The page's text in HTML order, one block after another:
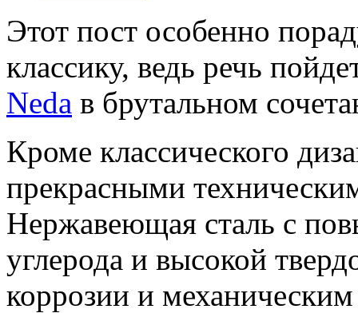
Этот пост особенно
классику, ведь речь
Neda в брутальном
Кроме классического
прекрасными
Нержавеющая сталь с
углерода и высокой
коррозии и